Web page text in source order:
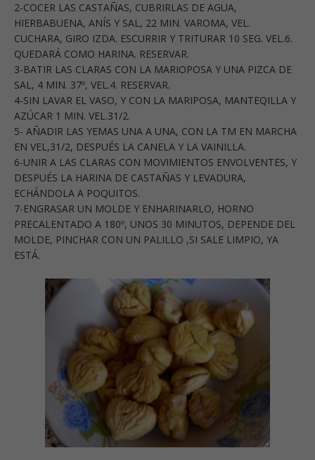
2-COCER LAS CASTAÑAS, CUBRIRLAS DE AGUA,
HIERBABUENA, ANÍS Y SAL, 22 MIN. VAROMA, VEL.
CUCHARA, GIRO IZDA. ESCURRIR Y TRITURAR 10 SEG. VEL.6.
QUEDARÁ COMO HARINA. RESERVAR.
3-BATIR LAS CLARAS CON LA MARIOPOSA Y UNA PIZCA DE
SAL, 4 MIN. 37º, VEL.4. RESERVAR.
4-SIN LAVAR EL VASO, Y CON LA MARIPOSA, MANTEQILLA Y
AZÚCAR 1 MIN. VEL.31/2.
5- AÑADIR LAS YEMAS UNA A UNA, CON LA TM EN MARCHA
EN VEL,31/2, DESPUÉS LA CANELA Y LA VAINILLA.
6-UNIR A LAS CLARAS CON MOVIMIENTOS ENVOLVENTES, Y
DESPUÉS LA HARINA DE CASTAÑAS Y LEVADURA,
ECHÁNDOLA A POQUITOS.
7-ENGRASAR UN MOLDE Y ENHARINARLO, HORNO
PRECALENTADO A 180º, UNOS 30 MINUTOS, DEPENDE DEL
MOLDE, PINCHAR CON UN PALILLO ,SI SALE LIMPIO, YA
ESTÁ.